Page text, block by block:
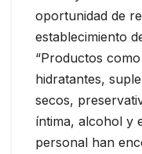
oportunidad de
establecimiento
“Productos
hidratantes,
secos,
íntima, alcohol y
personal han